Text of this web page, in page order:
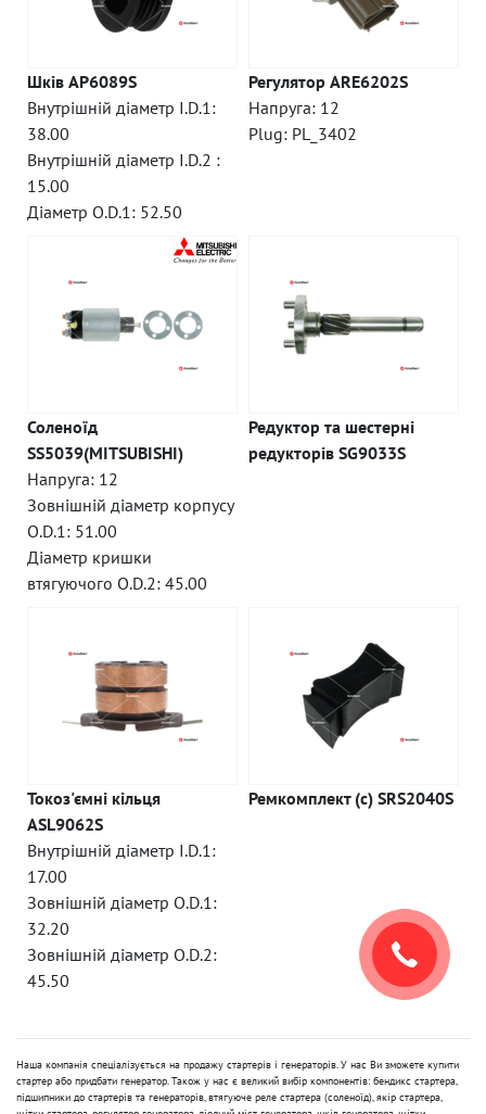
Шків AP6089S
Внутрішній діаметр I.D.1:
38.00
Внутрішній діаметр I.D.2 :
15.00
Діаметр O.D.1: 52.50
Регулятор ARE6202S
Напруга: 12
Plug: PL_3402
Соленоїд
SS5039(MITSUBISHI)
Напруга: 12
Зовнішній діаметр корпусу
O.D.1: 51.00
Діаметр кришки
втягуючого O.D.2: 45.00
Редуктор та шестерні
редукторів SG9033S
Токоз'ємні кільця
ASL9062S
Внутрішній діаметр I.D.1:
17.00
Зовнішній діаметр O.D.1:
32.20
Зовнішній діаметр O.D.2:
45.50
Ремкомплект (c) SRS2040S
Наша компанія спеціалізується на продажу стартерів і генераторів. У нас Ви зможете купити
стартер або придбати генератор. Також у нас є великий вибір компонентів: бендикс стартера,
підшипники до стартерів та генераторів, втягуюче реле стартера (соленоїд), якір стартера,